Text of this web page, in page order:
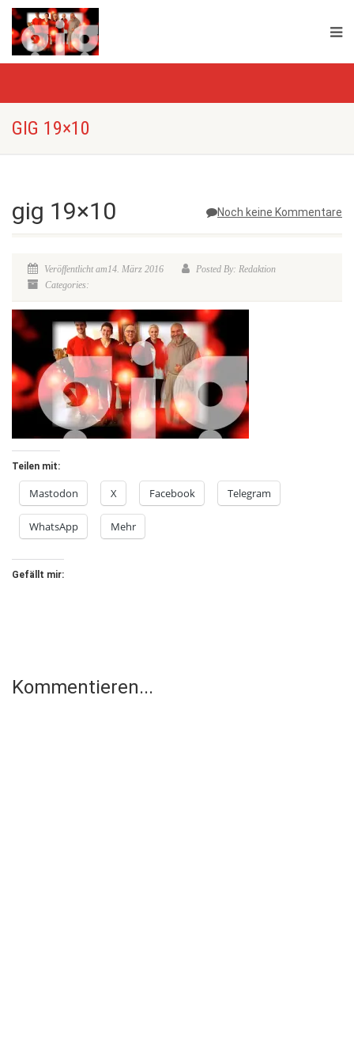
GIG 19×10
Noch keine Kommentare
gig 19×10
Veröffentlicht am14. März 2016
Posted By: Redaktion
Categories:
Teilen mit:
Mastodon X Facebook Telegram
WhatsApp Mehr
Gefällt mir:
Kommentieren...